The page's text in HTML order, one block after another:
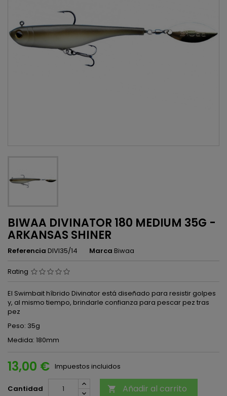
BIWAA DIVINATOR 180 MEDIUM 35G -
ARKANSAS SHINER
Referencia DIVI35/14 Marca Biwaa
Rating
El Swimbait híbrido Divinator está diseñado para resistir golpes
y, al mismo tiempo, brindarle confianza para pescar pez tras
pez
Peso: 35g
Medida: 180mm
13,00 € Impuestos incluidos
Cantidad  Añadir al carrito